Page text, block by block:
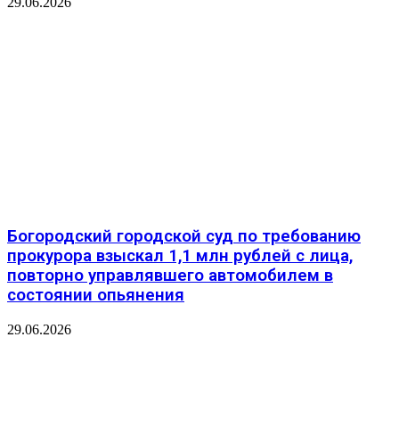
️Богородский городской суд по требованию
прокурора взыскал 1,1 млн рублей с лица,
повторно управлявшего автомобилем в
состоянии опьянения
29.06.2026